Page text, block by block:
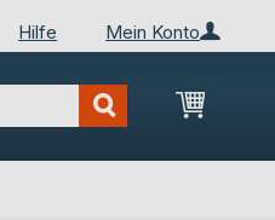
Mein Konto
Hilfe
Mein